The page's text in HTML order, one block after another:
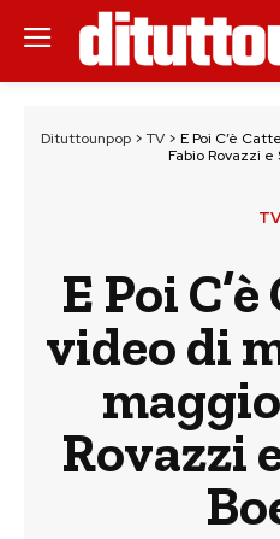
Dituttounpop > TV > E Poi C’è
Fabio Rovazzi
TV
E Poi
video di
Rovazzi